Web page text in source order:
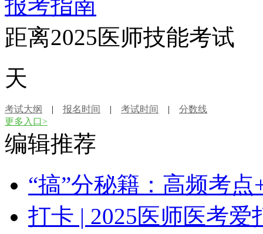
报考指南
距离2025医师技能考试
天
考试大纲 | 报名时间 | 考试时间 | 分数线
更多入口>
编辑推荐
“搞”分秘籍：高频考
打卡 | 2025医师医考爱